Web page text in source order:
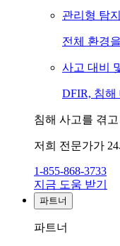
관리형 탐
전체 환경
사고 대비
DFIR, 침해
침해 사고를 겪
저희 전문가가
1-855-868-3733
지금 도움 받기
파트너
파트너